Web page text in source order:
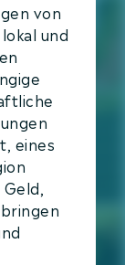
von
und
eines